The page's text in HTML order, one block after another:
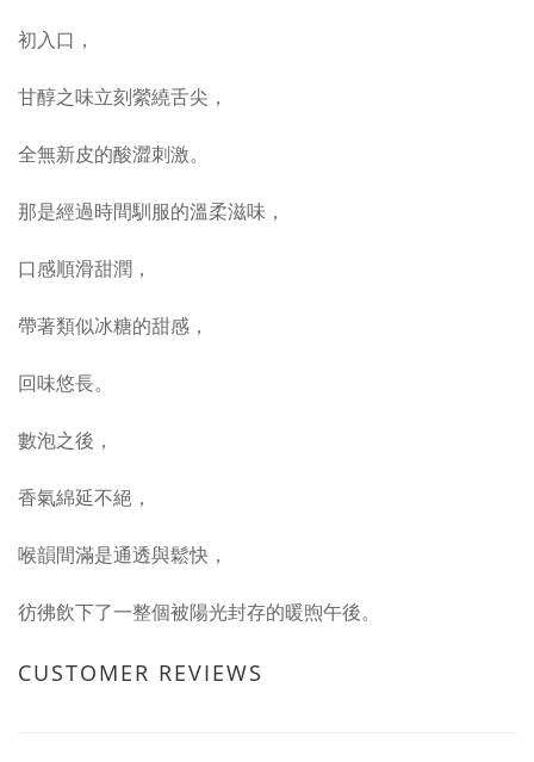
初入口，
甘醇之味立刻縈繞舌尖，
全無新皮的酸澀刺激。
那是經過時間馴服的溫柔滋味，
口感順滑甜潤，
帶著類似冰糖的甜感，
回味悠長。
數泡之後，
香氣綿延不絕，
喉韻間滿是通透與鬆快，
彷彿飲下了一整個被陽光封存的暖煦午後。
CUSTOMER REVIEWS